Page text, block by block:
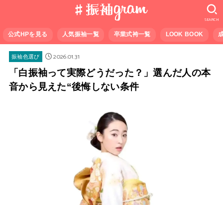
公式HPを見る 人気振袖一覧 卒業式袴一覧 LOOK BOOK
SEARCH
振袖色選び
2026.01.31
「白振袖って実際どうだった？」選んだ人の本
音から見えた“後悔しない条件